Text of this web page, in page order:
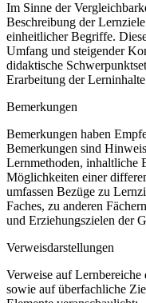
Im Sinne der
Beschreibung der
einheitlicher Begriffe.
Umfang und steigender
didaktische
Erarbeitung der
Bemerkungen
Bemerkungen haben
Bemerkungen sind
Lernmethoden, inhaltliche
Möglichkeiten einer
umfassen Bezüge zu
Faches, zu anderen
und Erziehungszielen der
Verweisdarstellungen
Verweise auf Lernbereiche
sowie auf überfachliche